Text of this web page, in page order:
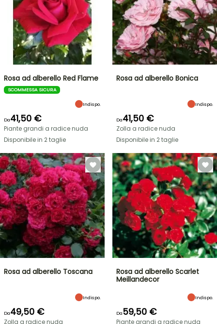
Rosa ad alberello Red Flame
SCOMMESSA SICURA
Indispo.
Da41,50 €
Piante grandi a radice nuda
Disponibile in 2 taglie
Rosa ad alberello Bonica
Indispo.
Da41,50 €
Zolla a radice nuda
Disponibile in 2 taglie
Rosa ad alberello Toscana
Indispo.
Da49,50 €
Zolla a radice nuda
Rosa ad alberello Scarlet
Meillandecor
Indispo.
Da59,50 €
Piante grandi a radice nuda